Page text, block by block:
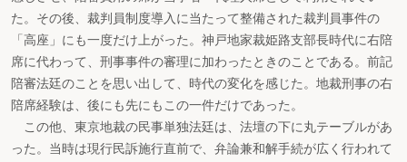
た。その後、裁判員制度導入に当たって整備された裁判員事件の
「高座」にも一度だけ上がった。神戸地家裁姫路支部長時代に右陪
席に代わって、刑事事件の審理に加わったときのことである。前記
陪審法廷のことを思い出して、時代の変化を感じた。地裁刑事の右
陪席経験は、後にも先にもこの一件だけであった。
この他、東京地裁の民事単独法廷は、法壇の下に丸テーブルがあ
った。当時は現行民訴施行直前で、弁論兼和解手続が広く行われて